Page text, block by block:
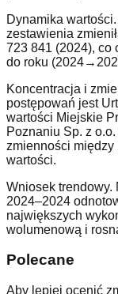
Dynamika
zestawienia
723 841 (2024), co
do roku
Koncentracja i
postępowań jest
wartości Miejskie
Poznaniu Sp. z
zmienności
wartości.
Wniosek
2024–2024
największych
wolumenową i
Polecane
Aby lepiej ocenić